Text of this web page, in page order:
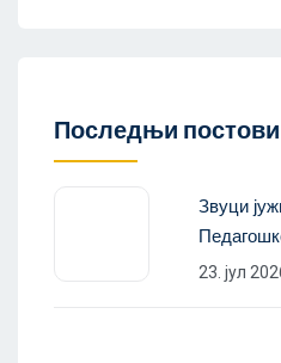
Последњи постови
Звуци
23. јул